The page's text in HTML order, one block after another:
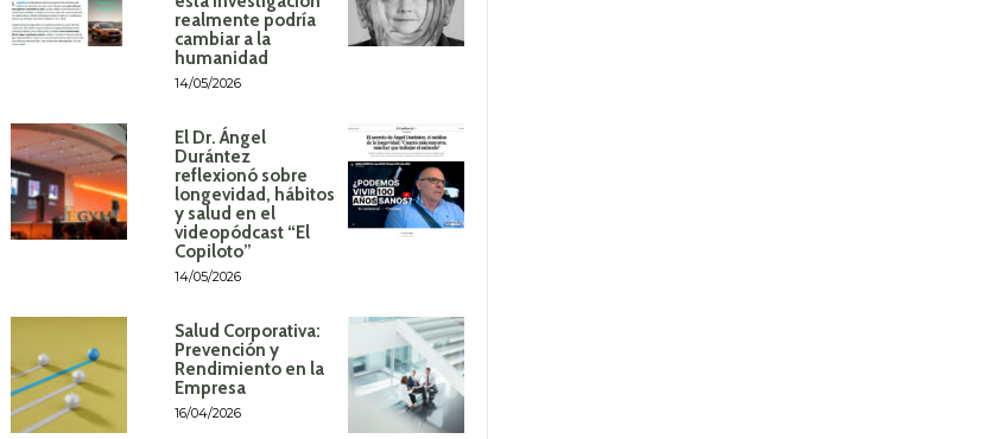
realmente podría
cambiar a la
humanidad
14/05/2026
El Dr. Ángel
Durántez
reflexionó sobre
longevidad, hábitos
y salud en el
videopódcast “El
Copiloto”
14/05/2026
Salud Corporativa:
Prevención y
Rendimiento en la
Empresa
16/04/2026